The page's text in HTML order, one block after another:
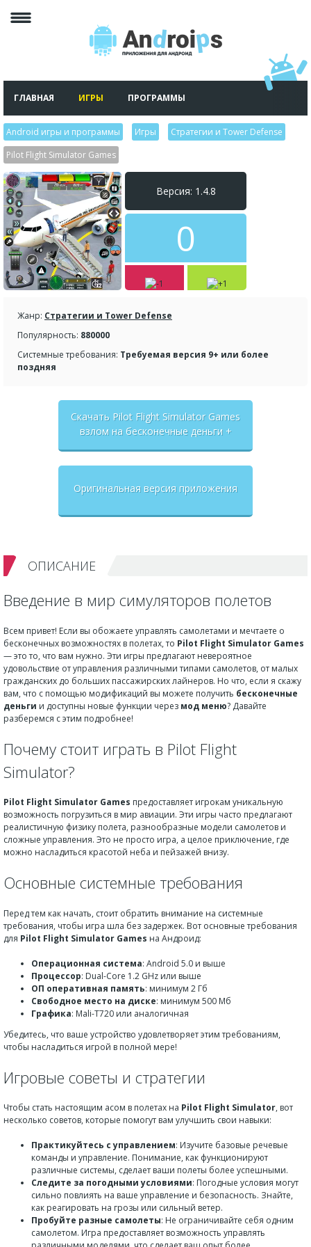
ГЛАВНАЯ ИГРЫ ПРОГРАММЫ
Android игры и программы Игры Стратегии и Tower Defense
Pilot Flight Simulator Games
Версия: 1.4.8
0
Жанр: Стратегии и Tower Defense
Популярность: 880000
Системные требования: Требуемая версия 9+ или более
поздняя
Скачать Pilot Flight Simulator Games
взлом на бесконечные деньги +
Оригинальная версия приложения
ОПИСАНИЕ
Введение в мир симуляторов полетов
Всем привет! Если вы обожаете управлять самолетами и мечтаете о
бесконечных возможностях в полетах, то Pilot Flight Simulator Games
— это то, что вам нужно. Эти игры предлагают невероятное
удовольствие от управления различными типами самолетов, от малых
гражданских до больших пассажирских лайнеров. Но что, если я скажу
вам, что с помощью модификаций вы можете получить бесконечные
деньги и доступны новые функции через мод меню? Давайте
разберемся с этим подробнее!
Почему стоит играть в Pilot Flight
Simulator?
Pilot Flight Simulator Games предоставляет игрокам уникальную
возможность погрузиться в мир авиации. Эти игры часто предлагают
реалистичную физику полета, разнообразные модели самолетов и
сложные управления. Это не просто игра, а целое приключение, где
можно насладиться красотой неба и пейзажей внизу.
Основные системные требования
Перед тем как начать, стоит обратить внимание на системные
требования, чтобы игра шла без задержек. Вот основные требования
для Pilot Flight Simulator Games на Андроид:
Операционная система: Android 5.0 и выше
Процессор: Dual-Core 1.2 GHz или выше
ОП оперативная память: минимум 2 Гб
Свободное место на диске: минимум 500 Мб
Графика: Mali-T720 или аналогичная
Убедитесь, что ваше устройство удовлетворяет этим требованиям,
чтобы насладиться игрой в полной мере!
Игровые советы и стратегии
Чтобы стать настоящим асом в полетах на Pilot Flight Simulator, вот
несколько советов, которые помогут вам улучшить свои навыки:
Практикуйтесь с управлением: Изучите базовые речевые
команды и управление. Понимание, как функционируют
различные системы, сделает ваши полеты более успешными.
Следите за погодными условиями: Погодные условия могут
сильно повлиять на ваше управление и безопасность. Знайте,
как реагировать на грозы или сильный ветер.
Пробуйте разные самолеты: Не ограничивайте себя одним
самолетом. Игра предоставляет возможность управлять